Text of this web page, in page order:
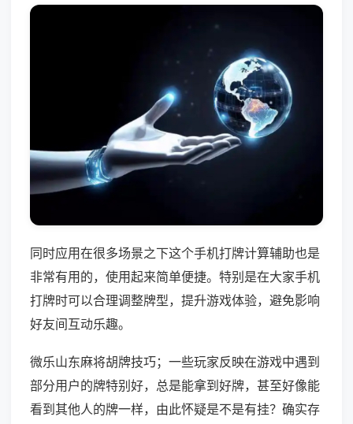
同时应用在很多场景之下这个手机打牌计算辅助也是
非常有用的，使用起来简单便捷。特别是在大家手机
打牌时可以合理调整牌型，提升游戏体验，避免影响
好友间互动乐趣。
微乐山东麻将胡牌技巧；一些玩家反映在游戏中遇到
部分用户的牌特别好，总是能拿到好牌，甚至好像能
看到其他人的牌一样，由此怀疑是不是有挂？确实存